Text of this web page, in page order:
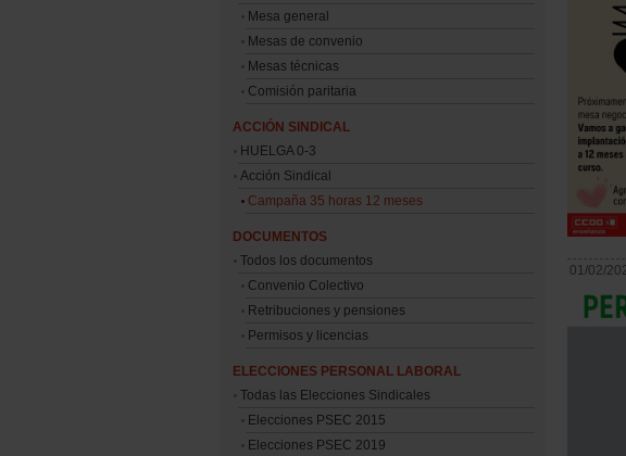
Mesa general
Mesas de convenio
Mesas técnicas
Comisión paritaria
ACCIÓN SINDICAL
HUELGA 0-3
Acción Sindical
Campaña 35 horas 12 meses
DOCUMENTOS
Todos los documentos
Convenio Colectivo
Retribuciones y pensiones
Permisos y licencias
ELECCIONES PERSONAL LABORAL
Todas las Elecciones Sindicales
Elecciones PSEC 2015
Elecciones PSEC 2019
01/02/